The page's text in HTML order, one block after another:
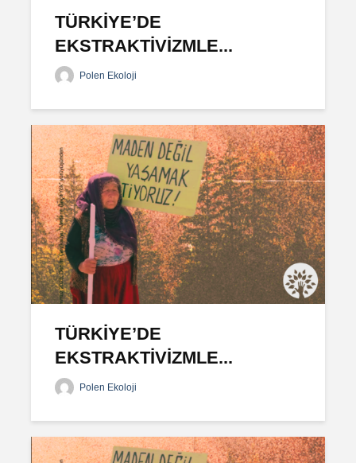
TÜRKİYE’DE
EKSTRAKTİVİZMLE...
Polen Ekoloji
TÜRKİYE’DE
EKSTRAKTİVİZMLE...
Polen Ekoloji